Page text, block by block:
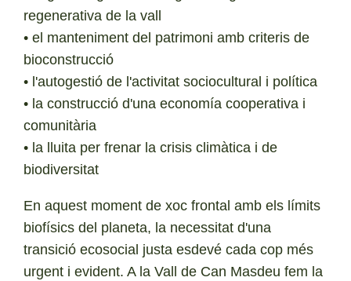
regenerativa de la vall
• el manteniment del patrimoni amb criteris de
bioconstrucció
• l'autogestió de l'activitat sociocultural i política
• la construcció d'una economía cooperativa i
comunitària
• la lluita per frenar la crisis climàtica i de
biodiversitat
En aquest moment de xoc frontal amb els límits
biofísics del planeta, la necessitat d'una
transició ecosocial justa esdevé cada cop més
urgent i evident. A la Vall de Can Masdeu fem la